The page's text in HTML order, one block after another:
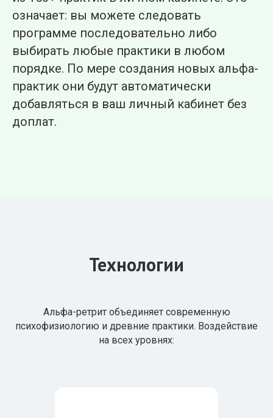
означает: вы можете следовать
программе последовательно либо
выбирать любые практики в любом
порядке. По мере создания новых альфа-
практик они будут автоматически
добавляться в ваш личный кабинет без
доплат.
Технологии
Альфа-ретрит объединяет современную
психофизиологию и древние практики. Воздействие
на всех уровнях: